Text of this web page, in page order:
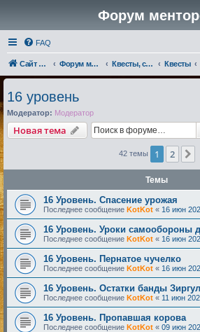
Форум
FAQ
Сайт менторов Форум менторов Квесты, события, репутации Квесты
16 уровень
Модератор: Модератор
Новая тема
42 темы 1 2
Темы
16 Уровень. Спасение урожая
Последнее сообщение KotKot « 16 июн
16 Уровень. Уроки самообороны
Последнее сообщение KotKot « 16 июн
16 Уровень. Пернатое чучелко
Последнее сообщение KotKot « 16 июн
16 Уровень. Остатки банды
Последнее сообщение KotKot « 11 июн
16 Уровень. Пропавшая корова
Последнее сообщение KotKot « 09 июн